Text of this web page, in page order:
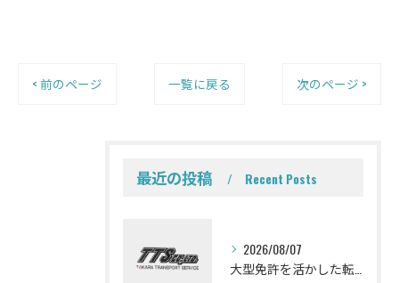
< 前のページ 一覧に戻る 次のページ >
最近の投稿 Recent Posts
2026/08/07